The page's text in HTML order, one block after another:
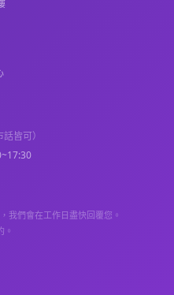
話皆可）
我們會在工作日盡快回覆您。